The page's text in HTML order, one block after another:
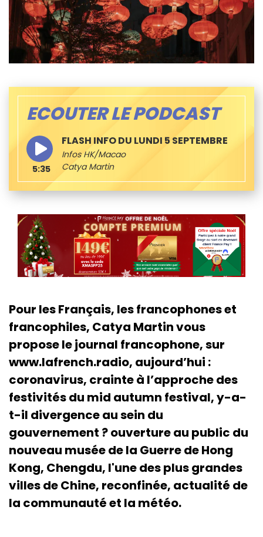
ECOUTER LE PODCAST
FLASH INFO DU LUNDI 5 SEPTEMBRE
Infos HK/Macao
Catya Martin
5:35
Pour les Français, les francophones et
francophiles, Catya Martin vous
propose le journal francophone, sur
www.lafrench.radio, aujourd’hui :
coronavirus, crainte à l’approche des
festivités du mid autumn festival, y-a-
t-il divergence au sein du
gouvernement ? ouverture au public du
nouveau musée de la Guerre de Hong
Kong, Chengdu, l'une des plus grandes
villes de Chine, reconfinée, actualité de
la communauté et la météo.